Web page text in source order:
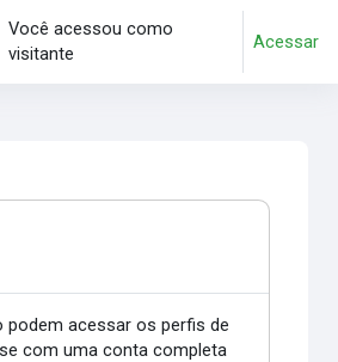
pesquisa
Você acessou como
visitante
Acessar
podem acessar os perfis de
com uma conta completa